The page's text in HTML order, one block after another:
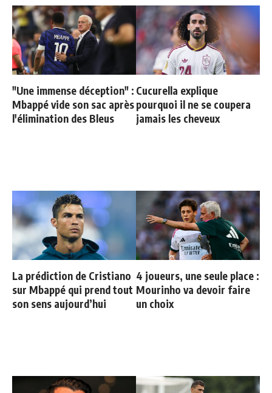
"Une immense déception" :
Mbappé vide son sac après
l'élimination des Bleus
Cucurella explique
pourquoi il ne se coupera
jamais les cheveux
La prédiction de Cristiano
sur Mbappé qui prend tout
son sens aujourd’hui
4 joueurs, une seule place :
Mourinho va devoir faire
un choix